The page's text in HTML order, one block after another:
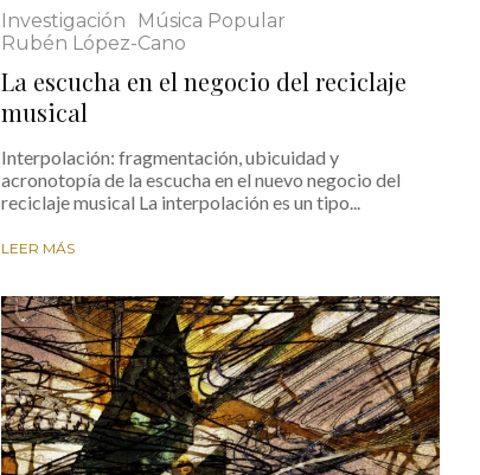
Investigación
Música Popular
Rubén López-Cano
La escucha en el negocio del reciclaje
musical
Interpolación: fragmentación, ubicuidad y
acronotopía de la escucha en el nuevo negocio del
reciclaje musical La interpolación es un tipo...
LEER MÁS